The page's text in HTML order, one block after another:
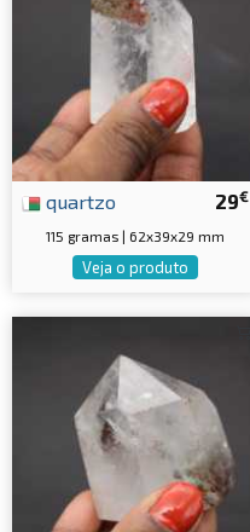
29€
quartzo
115 gramas | 62x39x29 mm
Veja o produto